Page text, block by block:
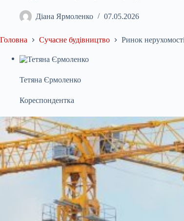
Діана Ярмоленко 07.05.2026
Головна Сучасне будівництво Ринок
Тетяна Єрмоленко
Кореспондентка